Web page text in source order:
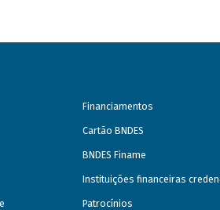
Financiamentos
Cartão BNDES
BNDES Finame
Instituições financeiras
Patrocínios